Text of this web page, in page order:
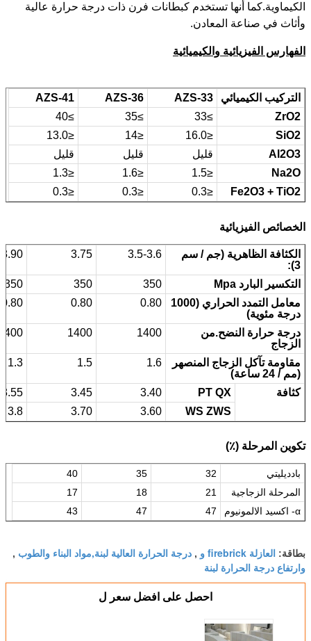
الكيماوية.كما أنها تستخدم كبطانات فرن ذات درجة حرارة عالية
وأثاث في صناعة المعادن.
الفهارس الفيزيائية والكيميائية
التركيب الكيميائي AZS-33
AZS-36
AZS-41
ZrO2
≥33
≥35
≥40
SiO2
≤16.0
≤14
≤13.0
Al2O3
قليل قليل
قليل
Na2O
≤1.5
≤1.6
≤1.3
Fe2O3 + TiO2
≤0.3
≤0.3
≤0.3
الخصائص الفيزيائية
الكثافة الظاهرية (جم / سم
3):
3.5-3.6
3.75
3.90
التكسير البارد Mpa 350
350
350
معامل التمدد الحراري (1000
درجة مئوية)
0.80
0.80
0.80
درجة حرارة النضح.من
الزجاج
1400
1400
مقاومة تآكل الزجاج المنصهر
(مم / 24 ساعة)
1.6
1.5
1.3
كثافة PT QX
3.40
3.45
3.55
WS ZWS
3.60
3.70
3.8
تكوين المرحلة (٪)
بادديليتي 32
35
40
المرحلة الزجاجية
21
18
17
α-
اكسيد الالمونيوم 47
47
43
بطاقة: العازلة firebrick و , درجة الحرارة العالية لبنة,مواد البناء والطوب ,
وارتفاع درجة الحرارة لبنة
احصل على افضل سعر ل